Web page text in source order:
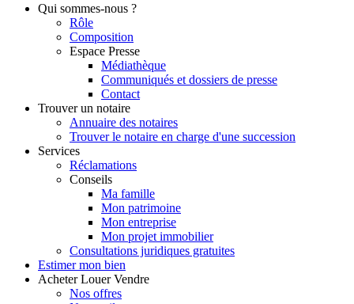
Qui sommes-nous ?
Rôle
Composition
Espace Presse
Médiathèque
Communiqués et dossiers de presse
Contact
Trouver un notaire
Annuaire des notaires
Trouver le notaire en charge d'une succession
Services
Réclamations
Conseils
Ma famille
Mon patrimoine
Mon entreprise
Mon projet immobilier
Consultations juridiques gratuites
Estimer mon bien
Acheter Louer Vendre
Nos offres